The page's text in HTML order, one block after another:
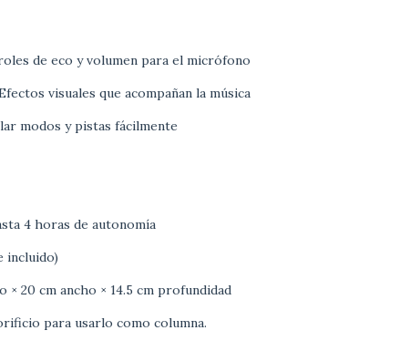
de eco y volumen para el micrófono
visuales que acompañan la música
modos y pistas fácilmente
4 horas de autonomía
incluido)
× 20 cm ancho × 14.5 cm profundidad
para usarlo como columna.